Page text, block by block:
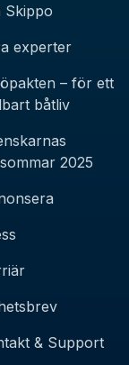
Skippo
experter
– för ett
båtliv
2025
& Support